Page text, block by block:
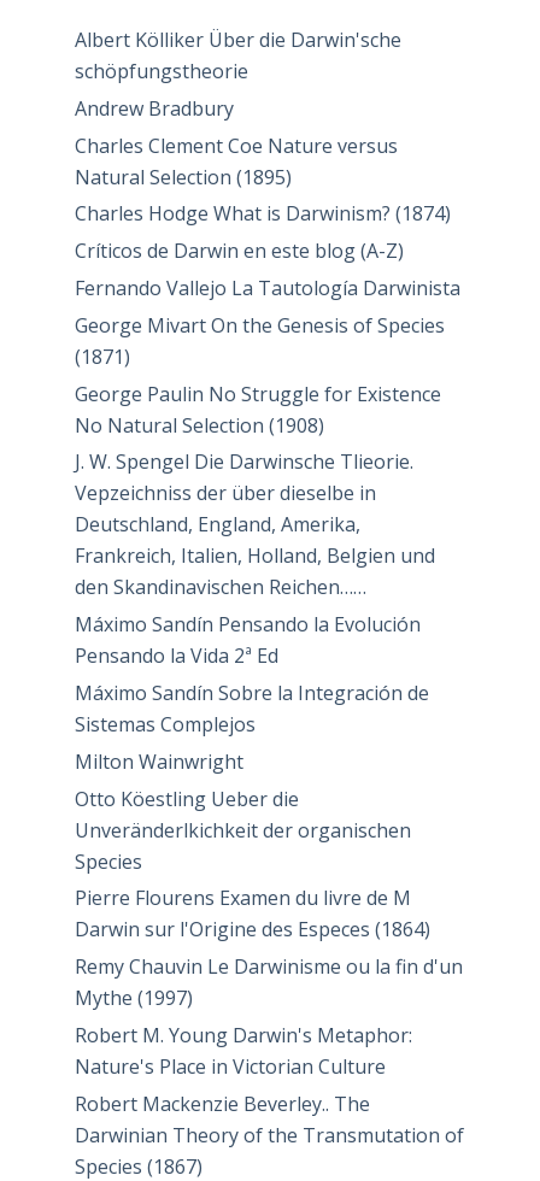
Albert Kölliker Über die Darwin'sche
schöpfungstheorie
Andrew Bradbury
Charles Clement Coe Nature versus
Natural Selection (1895)
Charles Hodge What is Darwinism? (1874)
Críticos de Darwin en este blog (A-Z)
Fernando Vallejo La Tautología Darwinista
George Mivart On the Genesis of Species
(1871)
George Paulin No Struggle for Existence
No Natural Selection (1908)
J. W. Spengel Die Darwinsche Tlieorie.
Vepzeichniss der über dieselbe in
Deutschland, England, Amerika,
Frankreich, Italien, Holland, Belgien und
den Skandinavischen Reichen……
Máximo Sandín Pensando la Evolución
Pensando la Vida 2ª Ed
Máximo Sandín Sobre la Integración de
Sistemas Complejos
Milton Wainwright
Otto Köestling Ueber die
Unveränderlkichkeit der organischen
Species
Pierre Flourens Examen du livre de M
Darwin sur l'Origine des Especes (1864)
Remy Chauvin Le Darwinisme ou la fin d'un
Mythe (1997)
Robert M. Young Darwin's Metaphor:
Nature's Place in Victorian Culture
Robert Mackenzie Beverley.. The
Darwinian Theory of the Transmutation of
Species (1867)